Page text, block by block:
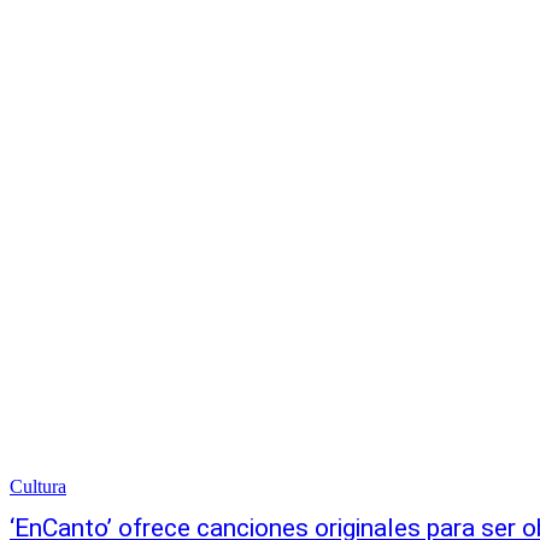
Cultura
‘EnCanto’ ofrece canciones originales para ser